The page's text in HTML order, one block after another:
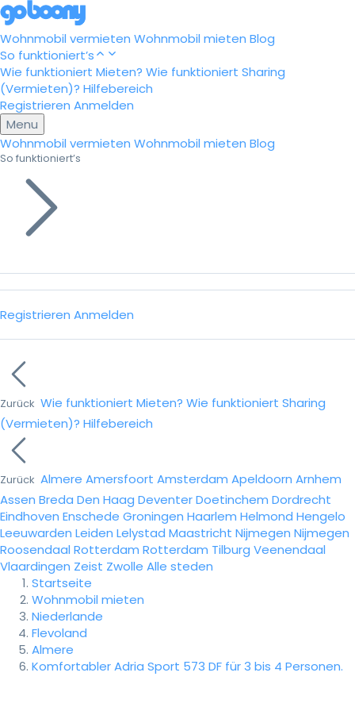
Wohnmobil vermieten Wohnmobil mieten Blog
So funktioniert’s
Wie funktioniert Mieten? Wie funktioniert Sharing
(Vermieten)? Hilfebereich
Registrieren Anmelden
Menu
Wohnmobil vermieten Wohnmobil mieten Blog
So funktioniert’s
Registrieren Anmelden
Zurück Wie funktioniert Mieten? Wie funktioniert Sharing
(Vermieten)? Hilfebereich
Zurück Almere Amersfoort Amsterdam Apeldoorn Arnhem
Assen Breda Den Haag DeventerDoetinchem Dordrecht
Eindhoven Enschede Groningen Haarlem Helmond Hengelo
Leeuwarden Leiden Lelystad Maastricht Nijmegen Nijmegen
Roosendaal Rotterdam Rotterdam Tilburg Veenendaal
Vlaardingen Zeist Zwolle Alle steden
Startseite
Wohnmobil mieten
Niederlande
Flevoland
Almere
Komfortabler Adria Sport 573 DF für 3 bis 4 Personen.